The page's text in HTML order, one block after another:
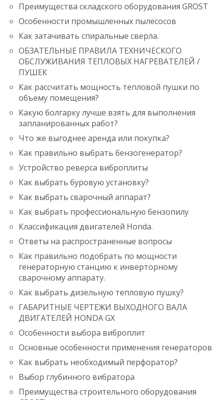
Преимущества складского оборудования GROST
Особенности промышленных пылесосов
Как затачивать спиральные сверла.
ОБЗАТЕЛЬНЫЕ ПРАВИЛА ТЕХНИЧЕСКОГО
ОБСЛУЖИВАНИЯ ТЕПЛОВЫХ НАГРЕВАТЕЛЕЙ /
ПУШЕК
Как рассчитать мощность тепловой пушки по
объему помещения?
Какую болгарку лучше взять для выполнения
запланированных работ?
Что же выгоднее аренда или покупка?
Как правильно выбрать бензогенератор?
Устройство реверса виброплиты
Как выбрать буровую установку?
Как выбрать сварочный аппарат?
Как выбрать профессиональную бензопилу
Классификация двигателей Honda.
Ответы на распространенные вопросы
Как правильно подобрать по мощности
генераторную станцию к инверторному
сварочному аппарату.
Как выбрать дизельную тепловую пушку?
ГАБАРИТНЫЕ ЧЕРТЕЖИ ВЫХОДНОГО ВАЛА
ДВИГАТЕЛЕЙ HONDA GX
Особенности выбора виброплит
Основные особенности применения генераторов
Как выбрать необходимый перфоратор?
Выбор глубинного вибратора
Преимущества строительного оборудования